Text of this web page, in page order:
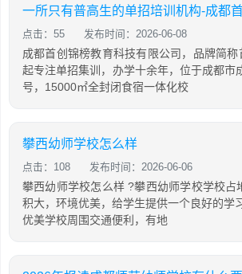
点击：55 发布时间：2026-06-08
成都首创锦榜教育科技有限公司，品牌简
起专注单招集训，办学十余年，位于成都市
号，15000㎡全封闭食宿一体化校
攀西幼师学校怎么样
点击：108 发布时间：2026-06-06
攀西幼师学校怎么样 ?攀西幼师学校学校占
积大，环境优美，给学生提供一个良好的学
优美学校周围交通便利，有地